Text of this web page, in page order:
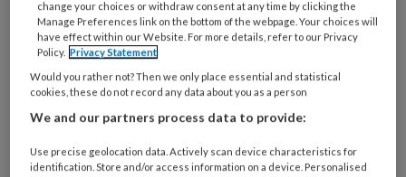
Wat
is
je
e-
mailadres?
* *
Kies
je
wachtwoord* *
Kies
change your choices or withdraw consent at any time by clicking the
Manage Preferences link on the bottom of the webpage. Your choices will
have effect within our Website. For more details, refer to our Privacy
Policy. Privacy Statement
Would you rather not? Then we only place essential and statistical
cookies, these do not record any data about you as a person
We and our partners process data to provide:
Use precise geolocation data. Actively scan device characteristics for
identification. Store and/or access information on a device. Personalised